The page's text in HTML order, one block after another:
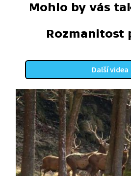
Mohlo by vás
Rozmanitost
Další videa